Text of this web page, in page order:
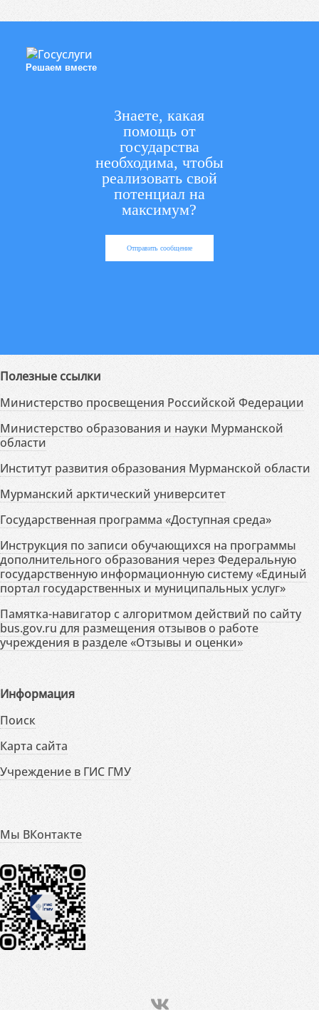
Решаем вместе
Знаете, какая
помощь от
государства
необходима, чтобы
реализовать свой
потенциал на
максимум?
Отправить сообщение
Полезные ссылки
Министерство просвещения Российской Федерации
Министерство образования и науки Мурманской
области
Институт развития образования Мурманской области
Мурманский арктический университет
Государственная программа «Доступная среда»
Инструкция по записи обучающихся на программы
дополнительного образования через Федеральную
государственную информационную систему «Единый
портал государственных и муниципальных услуг»
Памятка-навигатор с алгоритмом действий по сайту
bus.gov.ru для размещения отзывов о работе
учреждения в разделе «Отзывы и оценки»
Информация
Поиск
Карта сайта
Учреждение в ГИС ГМУ
Мы ВКонтакте